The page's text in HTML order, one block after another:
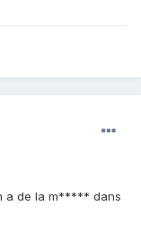
a de la m***** dans